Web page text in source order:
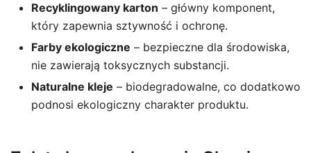
Recyklingowany karton – główny komponent,
który zapewnia sztywność i ochronę.
Farby ekologiczne – bezpieczne dla środowiska,
nie zawierają toksycznych substancji.
Naturalne kleje – biodegradowalne, co dodatkowo
podnosi ekologiczny charakter produktu.